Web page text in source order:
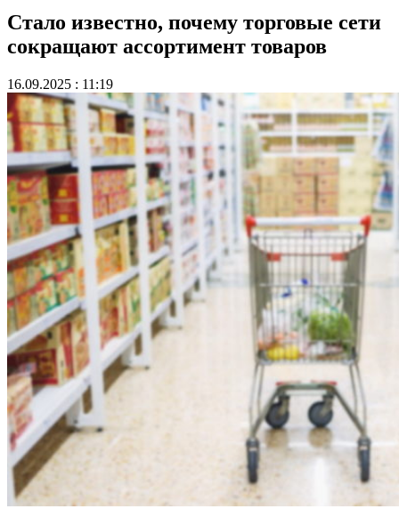
Стало известно, почему торговые сети
сокращают ассортимент товаров
16.09.2025 : 11:19